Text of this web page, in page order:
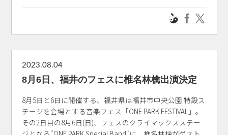
2023.08.04
8月6日、福井のフェスに椎名林檎出演決定
8月5日と6日に開催する、福井県は福井市中央公園 特設ス
テージを会場とする音楽フェス「ONE PARK FESTIVAL」。
その2日目の8月6日(日)、フェスのクライマックスステー